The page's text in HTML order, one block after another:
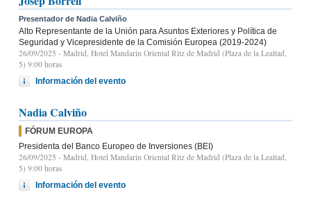
Presentador de Nadia Calviño
Alto Representante de la Unión para Asuntos Exteriores y Política de
Seguridad y Vicepresidente de la Comisión Europea (2019-2024)
26/09/2025 - Madrid, Hotel Mandarin Oriental Ritz de Madrid (Plaza de la Lealtad,
5) 9:00 horas
Información del evento
Nadia Calviño
FÓRUM EUROPA
Presidenta del Banco Europeo de Inversiones (BEI)
26/09/2025 - Madrid, Hotel Mandarin Oriental Ritz de Madrid (Plaza de la Lealtad,
5) 9:00 horas
Información del evento